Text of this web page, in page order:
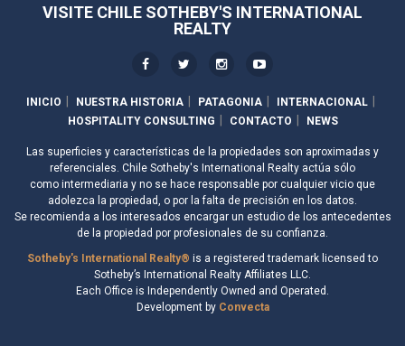
VISITE CHILE SOTHEBY'S INTERNATIONAL
REALTY
INICIO NUESTRA HISTORIA PATAGONIA
INTERNACIONAL
HOSPITALITY CONSULTING
CONTACTO NEWS
Las superficies y características de la propiedades son aproximadas y
referenciales. Chile Sotheby's International Realty actúa sólo
como intermediaria y no se hace responsable por cualquier vicio que
adolezca la propiedad, o por la falta de precisión en los datos.
Se recomienda a los interesados encargar un estudio de los antecedentes
de la propiedad por profesionales de su confianza.
Sotheby's International Realty® is a registered trademark licensed to
Sotheby’s International Realty Affiliates LLC.
Each Office is Independently Owned and Operated.
Development by Convecta